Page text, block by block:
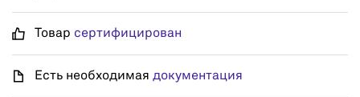
Товар сертифицирован
Есть необходимая документация